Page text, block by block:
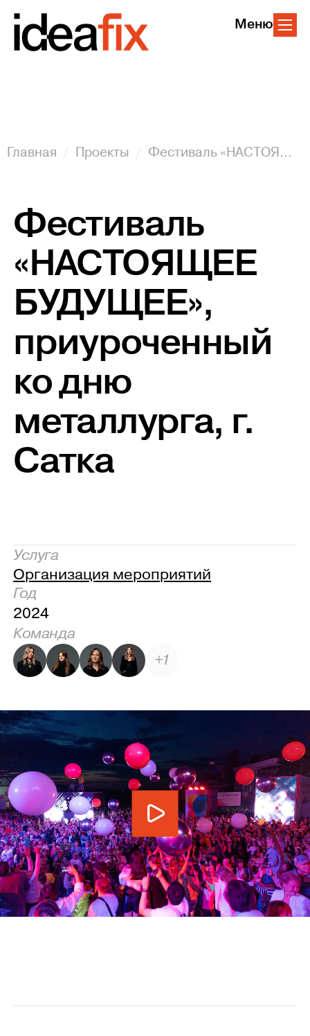
Меню
Фестиваль
«НАСТОЯЩЕЕ
БУДУЩЕЕ»,
приуроченный
ко дню
металлурга, г.
Сатка
Главная Проекты Фестиваль «НАСТОЯЩЕЕ БУДУЩЕЕ», приуроченный ко дню металлурга, г. Сатка
Услуга
Организация мероприятий
Год
2024
Команда
+1